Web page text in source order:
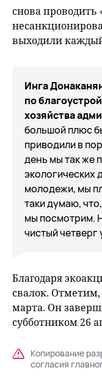
снова проводить
выходили
Инга
по
хозяйства
большой плюс
приводили в
день мы так же
экологических
молодежи, мы
таки думаю,
мы посмотрим.
чистый четверг
Благодаря
свалок. Отметим,
марта. Он
субботником 26
Копирование
согласия